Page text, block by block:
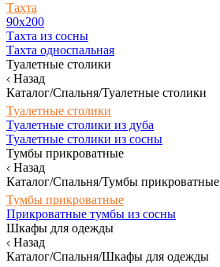
Тахта
90х200
Тахта из сосны
Тахта односпальная
Туалетные столики
Назад
Каталог/Спальня/Туалетные столики
Туалетные столики
Туалетные столики из дуба
Туалетные столики из сосны
Тумбы прикроватные
Назад
Каталог/Спальня/Тумбы прикроватные
Тумбы прикроватные
Прикроватные тумбы из сосны
Шкафы для одежды
Назад
Каталог/Спальня/Шкафы для одежды